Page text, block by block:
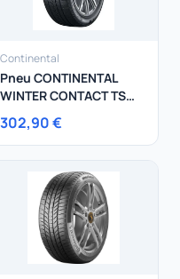
Continental
Pneu CONTINENTAL
WINTER CONTACT TS
860 S 245/40R21 100V
302,90 €